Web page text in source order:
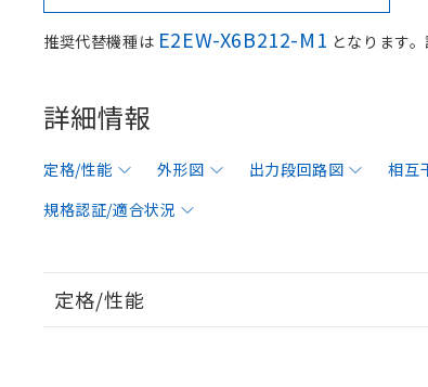
推奨代替機種は E2EW-X6B212-M1 となります
詳細情報
定格/性能 外形図 出力段回路図 相互
規格認証/適合状況
定格/性能